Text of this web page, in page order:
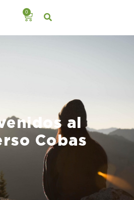
0
al
Cobas